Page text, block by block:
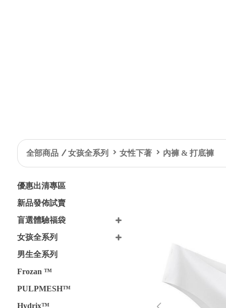
全部商品 女孩全系列 女性下著 內褲 & 打底褲
優惠出清專區
新品發佈試賣
盲選體驗福袋
女孩全系列
男生全系列
Frozan ™
PULPMESH™
Hydrix™